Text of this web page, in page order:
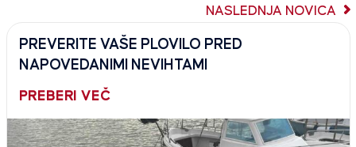
NASLEDNJA NOVICA
PREVERITE VAŠE PLOVILO PRED
NAPOVEDANIMI NEVIHTAMI
PREBERI VEČ